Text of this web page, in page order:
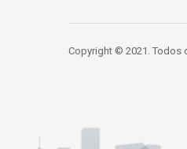
Copyright © 2021. Todos